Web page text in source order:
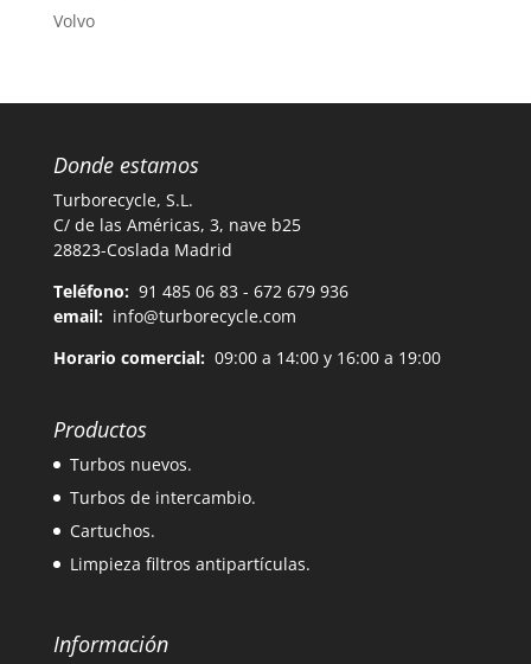
Volvo
Donde estamos
Turborecycle, S.L.
C/ de las Américas, 3, nave b25
28823-Coslada Madrid
Teléfono: 91 485 06 83 - 672 679 936
email: info@turborecycle.com
Horario comercial:09:00 a 14:00 y 16:00 a 19:00
Productos
Turbos nuevos.
Turbos de intercambio.
Cartuchos.
Limpieza filtros antipartículas.
Información